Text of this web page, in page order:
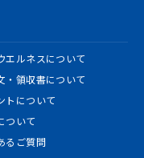
エルネスについて
・領収書について
トについて
ついて
るご質問